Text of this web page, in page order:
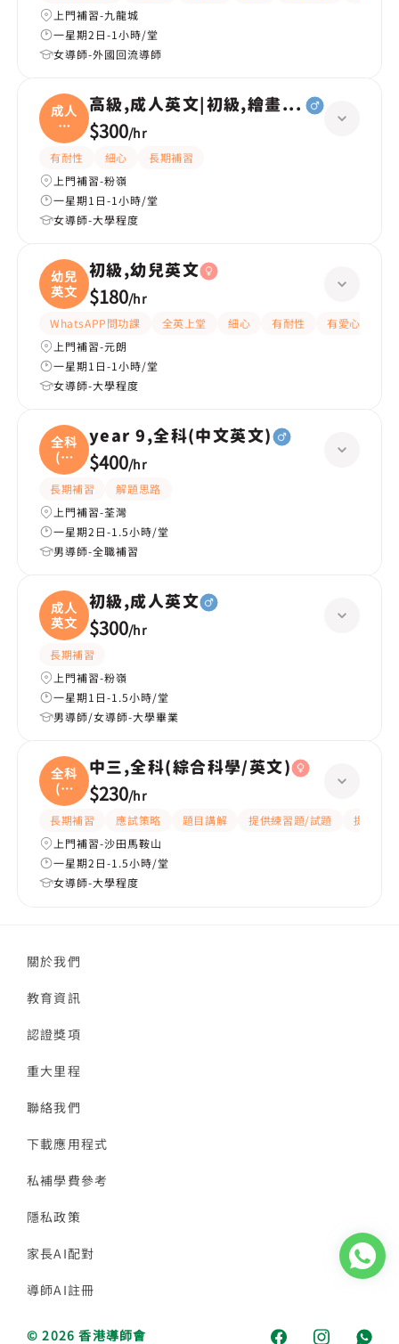
上門補習-九龍城
一星期2日-1小時/堂
女導師-外國回流導師
成人
英
文|
高級,成人英文|初級,繪畫(水彩油畫)、
$300/hr
有耐性 細心
長期補習
上門補習-粉嶺
一星期1日-1小時/堂
女導師-大學程度
幼兒
英文
初級,幼兒英文
$180/hr
WhatsAPP問功課 全英上堂 細心 有耐性 有愛心
上門補習-元朗
一星期1日-1小時/堂
女導師-大學程度
全科
(中
文
year 9,全科(中文英文)
$400/hr
長期補習
解題思路
上門補習-荃灣
一星期2日-1.5小時/堂
男導師-全職補習
成人
英文
初級,成人英文
$300/hr
長期補習
上門補習-粉嶺
一星期1日-1.5小時/堂
男導師/女導師-大學畢業
全科
(綜
合
中三,全科(綜合科學/英文)
$230/hr
長期補習 應試策略 題目講解 提供練習題/試題
提供筆記
上門補習-沙田馬鞍山
一星期2日-1.5小時/堂
女導師-大學程度
關於我們
教育資訊
認證獎項
重大里程
聯絡我們
下載應用程式
私補學費參考
隱私政策
家長AI配對
導師AI註冊
© 2026 香港導師會